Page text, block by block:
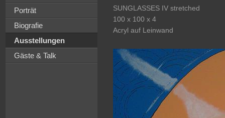
Porträt
Biografie
Ausstellungen
Gäste & Talk
SUNGLASSES IV stretched
100 x 100 x 4
Acryl auf Leinwand